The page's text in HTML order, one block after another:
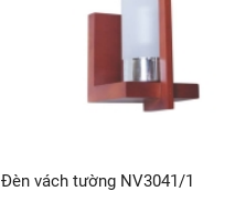
Đèn vách tường NV3041/1